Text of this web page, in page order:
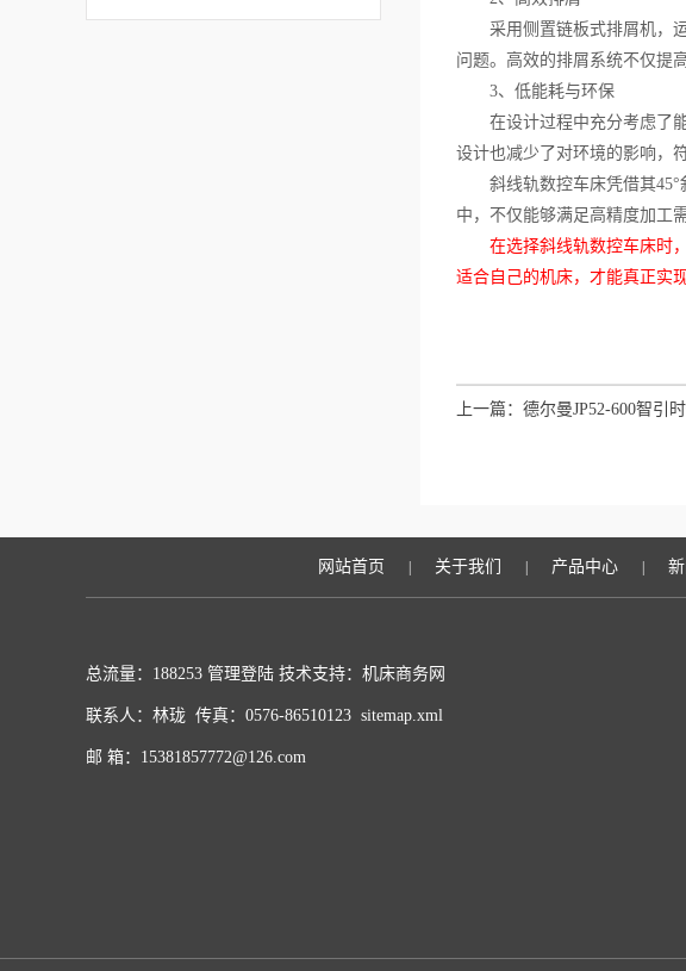
采用侧置链板式排屑机，运
问题。高效的排屑系统不仅提
3、低能耗与环保
在设计过程中充分考虑了能
设计也减少了对环境的影响，
斜线轨数控车床凭借其45°
中，不仅能够满足高精度加工
在选择斜线轨数控车床时
适合自己的机床，才能真正实
上一篇： 德尔曼JP52-600智引
网站首页 关于我们 产品中心
总流量：188253 管理登陆 技术支持： 机床商务网
联系人：林珑 传真：0576-86510123 sitemap.xml
邮 箱：15381857772@126.com